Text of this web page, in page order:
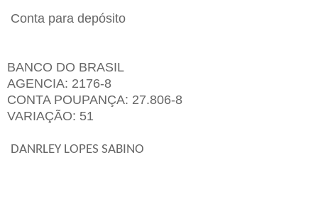
Conta para depósito
BANCO DO BRASIL
AGENCIA: 2176-8
CONTA POUPANÇA: 27.806-8
VARIAÇÃO: 51
DANRLEY LOPES SABINO